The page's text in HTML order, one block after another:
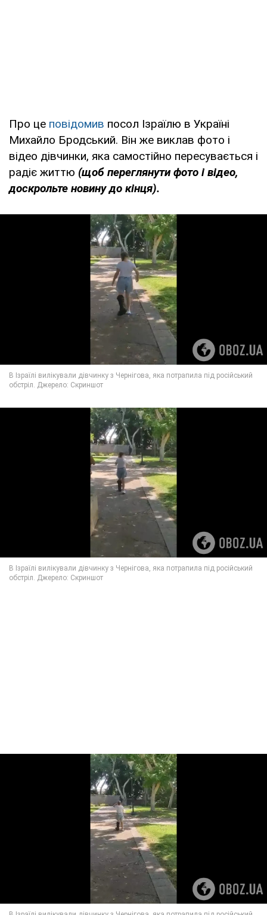
Про це повідомив посол Ізраїлю в Україні
Михайло Бродський. Він же виклав фото і
відео дівчинки, яка самостійно пересувається і
радіє життю (щоб переглянути фото і відео,
доскрольте новину до кінця).